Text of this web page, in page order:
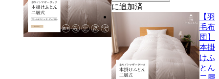
に追加済
【羽
毛布
団】
本掛
けふ
とん